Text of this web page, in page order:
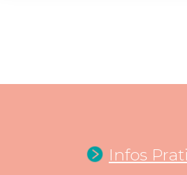
Infos